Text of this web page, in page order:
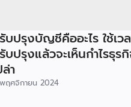
บปรุงบัญชีคืออะไร ใช้เว
บปรุงแล้วจะเห็นกำไรธุ
ล่า
ฤศจิกายน 2024